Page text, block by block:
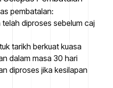
pembatalan:
diproses sebelum caj
tarikh berkuat kuasa
dalam masa 30 hari
diproses jika kesilapan